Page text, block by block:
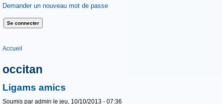
Demander un nouveau mot de passe
Vous êtes ici
Accueil
occitan
Ligams amics
Soumis par admin le jeu, 10/10/2013 - 07:36